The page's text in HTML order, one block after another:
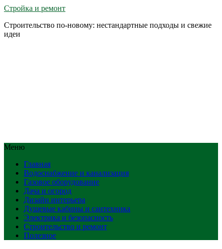
Стройка и ремонт
Строительство по-новому: нестандартные подходы и свежие
идеи
Меню
Главная
Водоснабжение и канализация
Газовое оборудование
Дача и огород
Дизайн интерьера
Душевые кабины и сантехника
Электрика и безопасность
Строительство и ремонт
Полезное